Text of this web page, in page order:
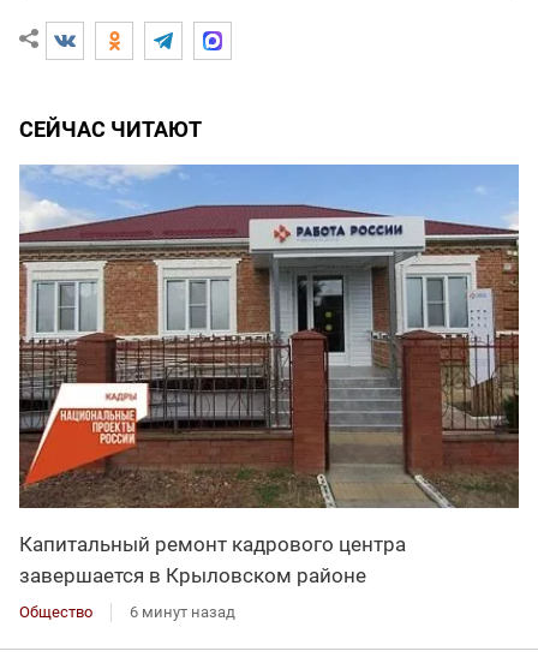
СЕЙЧАС ЧИТАЮТ
Капитальный ремонт кадрового центра
завершается в Крыловском районе
Общество 6 минут назад